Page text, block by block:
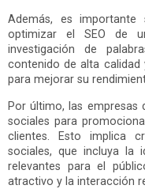
Además, es importante
optimizar el SEO de
investigación de
contenido de alta
para mejorar su
Por último, las empresas
sociales para
clientes. Esto implica
sociales, que incluya la
relevantes para el
atractivo y la interacción